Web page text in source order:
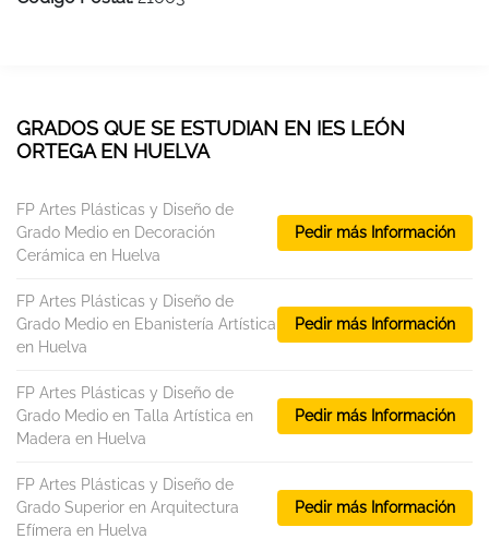
GRADOS QUE SE ESTUDIAN EN IES LEÓN
ORTEGA EN HUELVA
FP Artes Plásticas y Diseño de
Grado Medio en Decoración
Cerámica en Huelva
Pedir más Información
FP Artes Plásticas y Diseño de
Grado Medio en Ebanistería Artística
en Huelva
Pedir más Información
FP Artes Plásticas y Diseño de
Grado Medio en Talla Artística en
Madera en Huelva
Pedir más Información
FP Artes Plásticas y Diseño de
Grado Superior en Arquitectura
Efímera en Huelva
Pedir más Información